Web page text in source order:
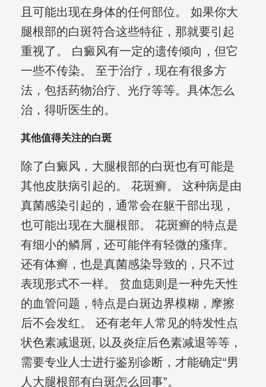
且可能出现在身体的任何部位。 如果你大
腿根部的白斑符合这些特征，那就要引起
重视了。 白癜风有一定的遗传倾向，但它
一些不传染。 至于治疗，现在有很多方
法，包括药物治疗、光疗等等。具体怎么
治，得听医生的。
其他值得关注的白斑
除了白癜风，大腿根部的白斑也有可能是
其他皮肤病引起的。 花斑癣。 这种病是由
真菌感染引起的，通常会在躯干部出现，
也可能出现在大腿根部。 花斑癣的特点是
有细小的鳞屑，还可能伴有轻微的瘙痒。
还有体癣，也是真菌感染导致的，只不过
表现形式不一样。 贫血痣则是一种先天性
的血管问题，特点是白斑边界模糊，摩擦
后不会发红。 还有老年人常见的特发性点
状色素减退斑, 以及炎症后色素减退等等，
需要专业人士进行鉴别诊断，才能确定“男
人大腿根部有白斑怎么回事”。